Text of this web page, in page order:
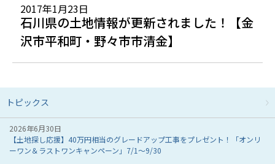
2017年1月23日
石川県の土地情報が更新されました！【金
沢市平和町・野々市市清金】
トピックス
2026年6月30日
【土地探し応援】40万円相当のグレードアップ工事をプレゼント！「オンリ
ーワン＆ラストワンキャンペーン」7/1～9/30